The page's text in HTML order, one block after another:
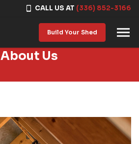
CALL US AT (336) 852-3166
Build Your Shed
About Us